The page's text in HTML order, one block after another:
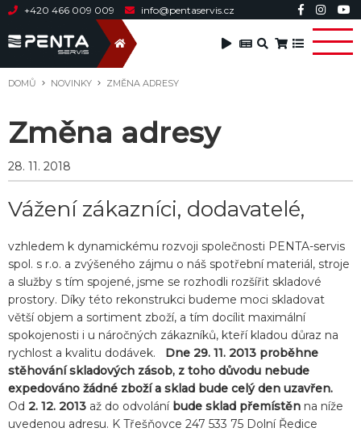
+420 466 009 009 info@pentaservis.cz
DOMŮ NOVINKY ZMĚNA ADRESY
Změna adresy
28. 11. 2018
Vážení zákazníci, dodavatelé,
vzhledem k dynamickému rozvoji společnosti PENTA-servis
spol. s r.o. a zvýšeného zájmu o náš spotřební materiál, stroje
a služby s tím spojené, jsme se rozhodli rozšířit skladové
prostory. Díky této rekonstrukci budeme moci skladovat
větší objem a sortiment zboží, a tím docílit maximální
spokojenosti i u náročných zákazníků, kteří kladou důraz na
rychlost a kvalitu dodávek. Dne 29. 11. 2013 proběhne
stěhování skladových zásob, z toho důvodu nebude
expedováno žádné zboží a sklad bude celý den uzavřen.
Od 2. 12. 2013 až do odvolání bude sklad přemístěn na níže
uvedenou adresu. K Třešňovce 247 533 75 Dolní Ředice